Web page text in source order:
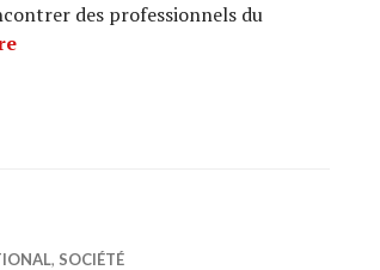
des professionnels du
Toulouse déroule le tapis rouge : un
, SOCIÉTÉ